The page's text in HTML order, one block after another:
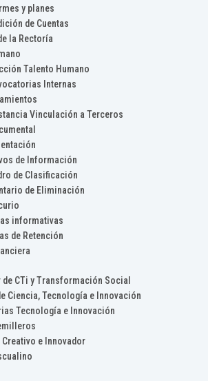
y planes
de Cuentas
la Rectoría
Talento Humano
Internas
Vinculación a Terceros
de Información
de Clasificación
de Eliminación
informativas
de Retención
CTi y Transformación Social
Ciencia, Tecnología e Innovación
Tecnología e Innovación
e Innovador